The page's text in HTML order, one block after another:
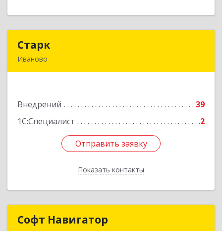
Старк
Иваново
Внедрений
39
1С:Специалист
2
Отправить заявку
Показать контакты
Подробнее
Отправить заявку
Назад
Софт Навигатор